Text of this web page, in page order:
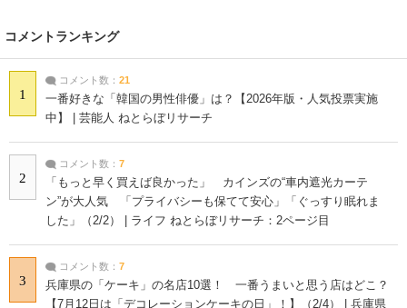
コメントランキング
1
コメント数： 21
一番好きな「韓国の男性俳優」は？【2026年版・人気投票実施
中】 | 芸能人 ねとらぼリサーチ
2
コメント数： 7
「もっと早く買えば良かった」 カインズの“車内遮光カーテ
ン”が大人気 「プライバシーも保てて安心」「ぐっすり眠れま
した」（2/2） | ライフ ねとらぼリサーチ：2ページ目
3
コメント数： 7
兵庫県の「ケーキ」の名店10選！ 一番うまいと思う店はどこ？
【7月12日は「デコレーションケーキの日」！】（2/4） | 兵庫県